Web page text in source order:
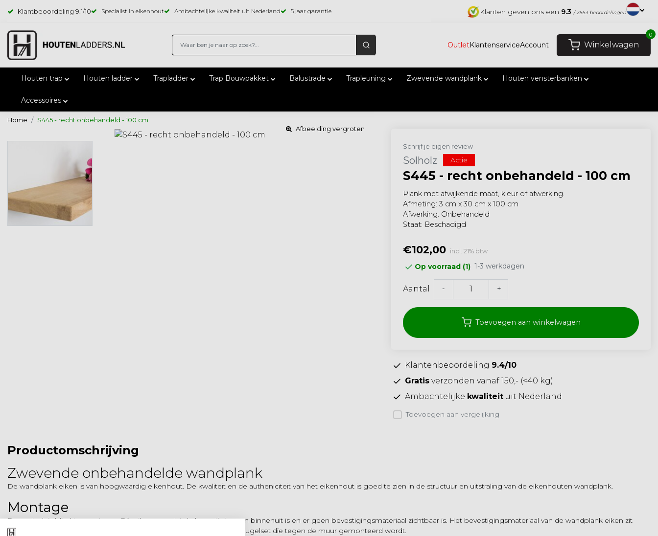
Klantbeoordeling 9.1/10 Specialist in eikenhout Ambachtelijke kwaliteit uit Nederland 5 jaar garantie Klanten geven ons een 9.3 / 2563 beoordelingen
OutletKlantenserviceAccount Winkelwagen
0
Houten trap Houten ladder Trapladder Trap Bouwpakket Balustrade Trapleuning Zwevende wandplank Houten vensterbanken
Accessoires
Home
S445 - recht onbehandeld - 100 cm
Afbeelding vergroten
Schrijf je eigen review
Solholz Actie
S445 - recht onbehandeld - 100 cm
Plank met afwijkende maat, kleur of afwerking.
Afmeting: 3 cm x 30 cm x 100 cm
Afwerking: Onbehandeld
Staat: Beschadigd
€102,00 incl. 21% btw
Op voorraad (1) 1-3 werkdagen
Aantal - +
Toevoegen aan winkelwagen
Klantenbeoordeling 9.4/10
Gratis verzonden vanaf 150,- (<40 kg)
Ambachtelijke kwaliteit uit Nederland
Toevoegen aan vergelijking
Productomschrijving
Zwevende onbehandelde wandplank
De wandplank eiken is van hoogwaardig eikenhout. De kwaliteit en de autheniciteit van het eikenhout is goed te zien in de structuur en uitstraling van de eikenhouten wandplank.
Montage
Deze plank is blind te monteren. Dit wil zeggen dat de bevestiging van binnenuit is en er geen bevestigingsmateriaal zichtbaar is. Het bevestigingsmateriaal van de wandplank eiken zit
hierbij inbegrepen. De plank wordt bevestigd met behulp van een beugelset die tegen de muur gemonteerd wordt.